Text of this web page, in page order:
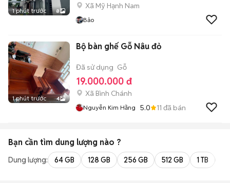
1 phút trước 8
Xã Mỹ Hạnh Nam
Bảo
1 phút trước 4
Bộ bàn ghế Gỗ Nâu đỏ
Đã sử dụng Gỗ
19.000.000 đ
Xã Bình Chánh
Nguyễn Kim Hằng 5.0 11 đã bán
Bạn cần tìm dung lượng nào ?
Dung lượng: 64 GB 128 GB 256 GB 512 GB 1 TB